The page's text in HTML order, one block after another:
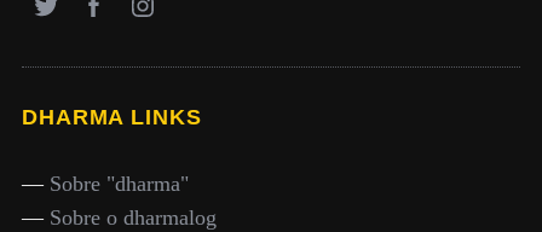
DHARMA LINKS
— Sobre "dharma"
— Sobre o dharmalog